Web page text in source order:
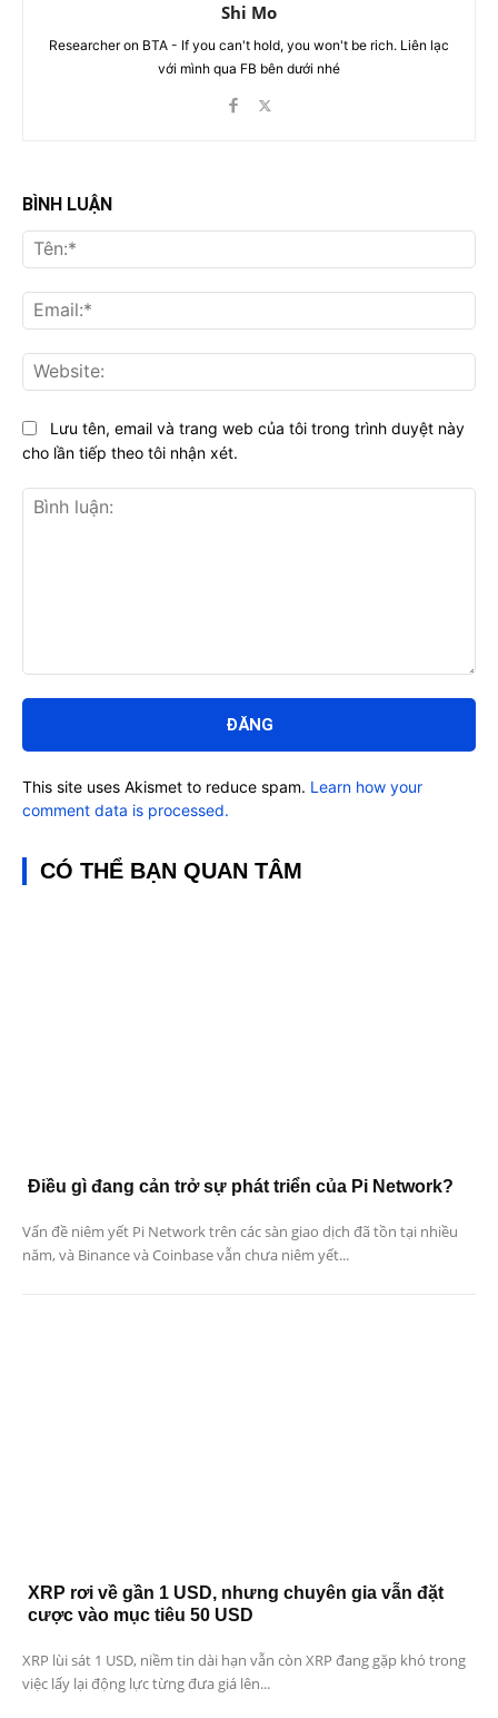
Shi Mo
Researcher on BTA - If you can't hold, you won't be rich. Liên lạc
với mình qua FB bên dưới nhé
BÌNH LUẬN
luận:
Lưu tên, email và trang web của tôi trong trình duyệt này
cho lần tiếp theo tôi nhận xét.
This site uses Akismet to reduce spam. Learn how your
comment data is processed.
CÓ THỂ BẠN QUAN TÂM
Điều gì đang cản trở sự phát triển của Pi Network?
Vấn đề niêm yết Pi Network trên các sàn giao dịch đã tồn tại nhiều
năm, và Binance và Coinbase vẫn chưa niêm yết...
XRP rơi về gần 1 USD, nhưng chuyên gia vẫn đặt
cược vào mục tiêu 50 USD
XRP lùi sát 1 USD, niềm tin dài hạn vẫn còn XRP đang gặp khó trong
việc lấy lại động lực từng đưa giá lên...